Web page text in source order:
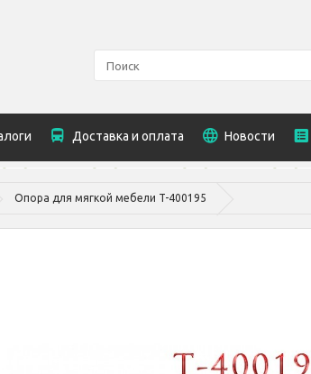
Доставка и оплата Новости
Опора для мягкой мебели T-400195